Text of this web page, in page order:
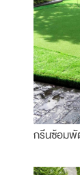
กรีนซ้อมพั